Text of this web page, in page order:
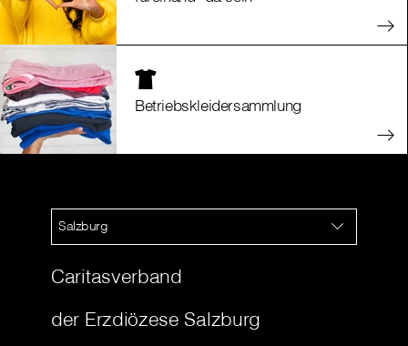
Betriebskleidersammlung
Salzburg
Caritasverband
der Erzdiözese Salzburg